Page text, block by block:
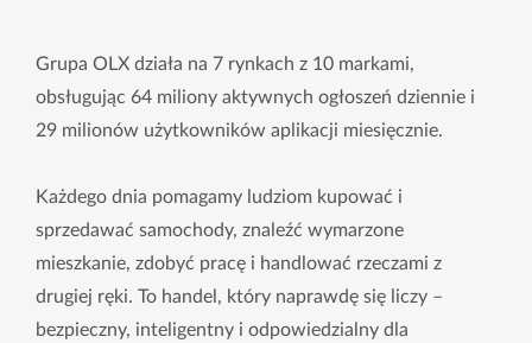
Grupa OLX działa na 7 rynkach z 10 markami,
obsługując 64 miliony aktywnych ogłoszeń dziennie i
29 milionów użytkowników aplikacji miesięcznie.
Każdego dnia pomagamy ludziom kupować i
sprzedawać samochody, znaleźć wymarzone
mieszkanie, zdobyć pracę i handlować rzeczami z
drugiej ręki. To handel, który naprawdę się liczy –
bezpieczny, inteligentny i odpowiedzialny dla